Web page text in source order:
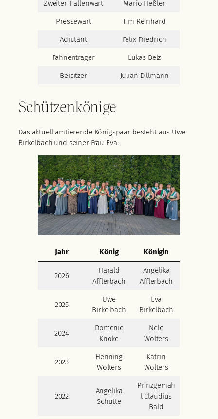
Zweiter Hallenwart Mario Heßler
Pressewart Tim Reinhard
Adjutant Felix Friedrich
Fahnenträger Lukas Belz
Beisitzer Julian Dillmann
Schützenkönige
Das aktuell amtierende Königspaar besteht aus Uwe
Birkelbach und seiner Frau Eva.
Jahr König Königin
2026
Harald
Afflerbach
Angelika
Afflerbach
2025
Uwe
Birkelbach
Eva
Birkelbach
2024
Domenic
Knoke
Nele
Wolters
2023
Henning
Wolters
Katrin
Wolters
2022
Angelika
Schütte
Prinzgemah
l Claudius
Bald